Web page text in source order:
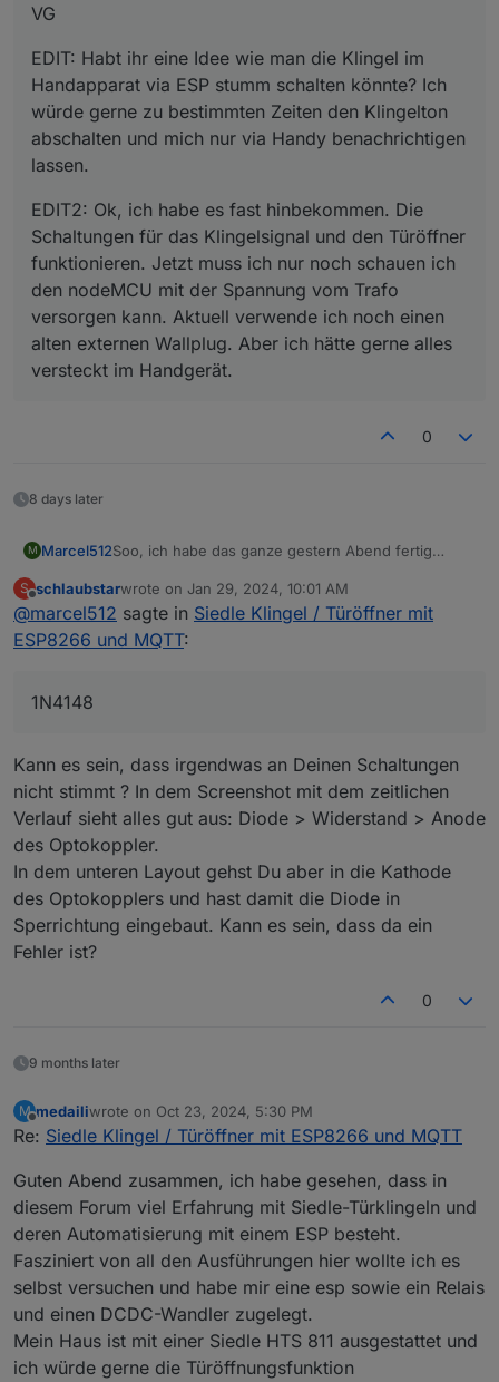
VG
EDIT: Habt ihr eine Idee wie man die Klingel im
Handapparat via ESP stumm schalten könnte? Ich
würde gerne zu bestimmten Zeiten den Klingelton
abschalten und mich nur via Handy benachrichtigen
lassen.
EDIT2: Ok, ich habe es fast hinbekommen. Die
Schaltungen für das Klingelsignal und den Türöffner
funktionieren. Jetzt muss ich nur noch schauen ich
den nodeMCU mit der Spannung vom Trafo
versorgen kann. Aktuell verwende ich noch einen
alten externen Wallplug. Aber ich hätte gerne alles
versteckt im Handgerät.
0
8 days later
M Marcel512Soo, ich habe das ganze gestern Abend fertig
Schaltung, der ESP-Code und ein paar Fotos vom
Aufbau!
Die Oberseite des ESP habe ich dabei fachmännisch
mit Isolierband isoliert, da im Gehäuse direkt
untendrunter eine Schraube sitzt :-)
In der LTSpice Simulation erkennt man gut die ca
1.05 V die dann beim Klingeln (12 VAC an 7/1) am
Die Spannungsversorgung ist aktuell über einen
LD1117V33 und einen normalen 5V USB Netzstecker
realisiert.
Prinzipiell könnte man mit einer Erweiterung (die in
der Software auch vorgesehen ist) auch über ein
Relais den Türöffner betätigen, was ich
aber bei mir jetzt noch nicht realisiert habe.
Bauteile ESP / Spannungsversorgung
S schlaubstarwrote on Jan 29, 2024, 10:01 AM
last edited by
@marcel512 sagte in Siedle Klingel / Türöffner mit
ESP8266 und MQTT:
1N4148
Kann es sein, dass irgendwas an Deinen Schaltungen
nicht stimmt ? In dem Screenshot mit dem zeitlichen
Verlauf sieht alles gut aus: Diode > Widerstand > Anode
des Optokoppler.
In dem unteren Layout gehst Du aber in die Kathode
des Optokopplers und hast damit die Diode in
Sperrichtung eingebaut. Kann es sein, dass da ein
Fehler ist?
0
9 months later
M
Offline
medailiwrote on Oct 23, 2024, 5:30 PM
last edited by
Re: Siedle Klingel / Türöffner mit ESP8266 und MQTT
Guten Abend zusammen, ich habe gesehen, dass in
diesem Forum viel Erfahrung mit Siedle-Türklingeln und
deren Automatisierung mit einem ESP besteht.
Fasziniert von all den Ausführungen hier wollte ich es
selbst versuchen und habe mir eine esp sowie ein Relais
und einen DCDC-Wandler zugelegt.
Mein Haus ist mit einer Siedle HTS 811 ausgestattet und
ich würde gerne die Türöffnungsfunktion